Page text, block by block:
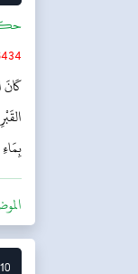
كَانَ
10